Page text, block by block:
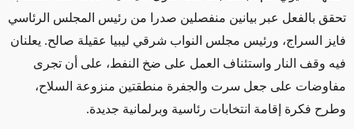
تحقق بالفعل عبر بيانين منفصلين صدرا من رئيس المجلس الرئاسي
فايز السراج، ورئيس مجلس النواب شرقي ليبيا عقيلة صالح. يعلنان
فيه وقف النار واستئناف العمل على ضخ النفط، على أن تجرى
مفاوضات على جعل سرت والجفرة منطقتين منزوعة السلاح،
وطرح فكرة إقامة انتخابات رئاسية وبرلمانية جديدة.